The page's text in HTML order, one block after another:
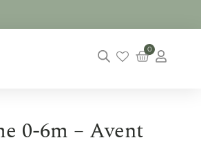
0
0-6m – Avent